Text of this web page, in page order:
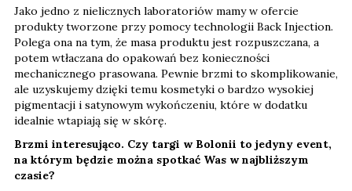
Jako jedno z nielicznych laboratoriów mamy w ofercie
produkty tworzone przy pomocy technologii Back Injection.
Polega ona na tym, że masa produktu jest rozpuszczana, a
potem wtłaczana do opakowań bez konieczności
mechanicznego prasowana. Pewnie brzmi to skomplikowanie,
ale uzyskujemy dzięki temu kosmetyki o bardzo wysokiej
pigmentacji i satynowym wykończeniu, które w dodatku
idealnie wtapiają się w skórę.
Brzmi interesująco. Czy targi w Bolonii to jedyny event,
na którym będzie można spotkać Was w najbliższym
czasie?